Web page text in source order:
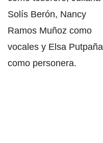
Solís Berón, Nancy
Ramos Muñoz como
vocales y Elsa Putpaña
como personera.